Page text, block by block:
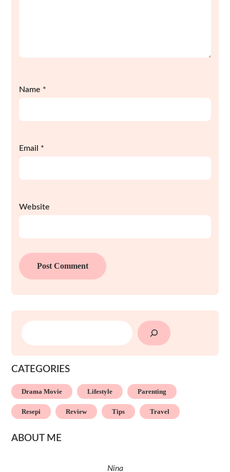
Name *
Email *
Website
SEARCH
CATEGORIES
Drama Movie Lifestyle Parenting
Resepi Review Tips Travel
ABOUT ME
Nina